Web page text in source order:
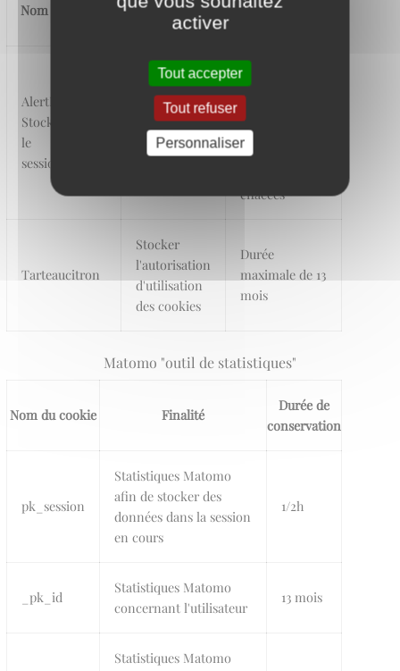
Nom du cookie Finalité
AlertBool --
Stockée dans
le
sessionStorage
Mémoriser
la fermeture
du popup
message
Durée d'une
session de
la fermeture
de l'onglet les
effacées
Tarteaucitron
Stocker
l'autorisation
d'utilisation
des cookies
Durée
maximale de 13
mois
Matomo "outil de statistiques"
Nom du cookie Finalité
Durée de
conservation
pk_session
Statistiques Matomo
afin de stocker des
données dans la session
en cours
1/2h
_pk_id
Statistiques Matomo
concernant l'utilisateur
13 mois
Statistiques Matomo
activer
Tout accepter
Tout refuser
Personnaliser